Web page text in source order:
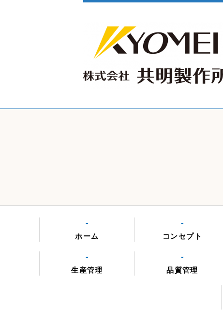
ホーム コンセプト
生産管理 品質管理